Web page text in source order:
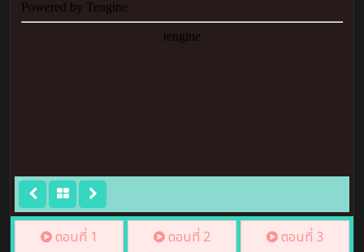
ตอนที่ 1 ตอนที่ 2
ตอนที่ 3